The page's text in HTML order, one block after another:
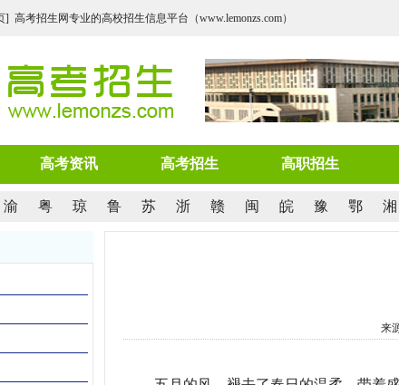
] 高考招生网专业的高校招生信息平台（www.lemonzs.com）
高考资讯 高考招生 高职招生
渝 粤 琼 鲁 苏 浙 赣 闽 皖 豫 鄂 湘
来